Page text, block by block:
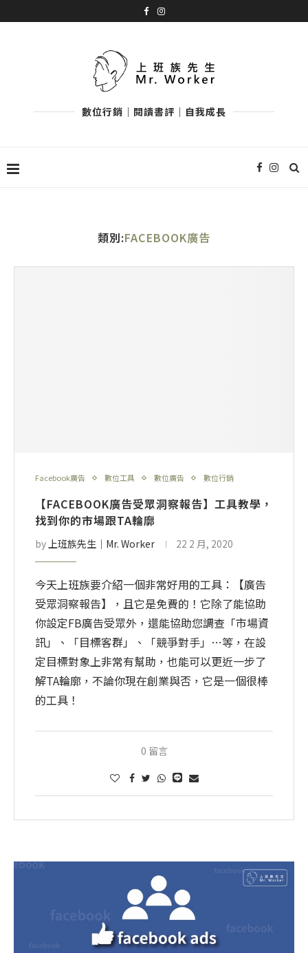
數位行銷｜閱讀書評｜自我成長
類別:FACEBOOK廣告
Facebook廣告 數位工具 數位廣告 數位行銷
【FACEBOOK廣告受眾洞察報告】工具教學，
找到你的市場跟TA輪廓
by上班族先生│Mr. Worker 22 2 月, 2020
今天上班族要介紹一個非常好用的工具：【廣告
受眾洞察報告】，且它是免費的！它除了能協助
你設定FB廣告受眾外，還能協助您調查「市場資
訊」、「目標客群」、「競爭對手」…等，在設
定目標對象上非常有幫助，也能可以更近一步了
解TA輪廓，不論你現在創業與否，它是一個很棒
的工具！
0 留言